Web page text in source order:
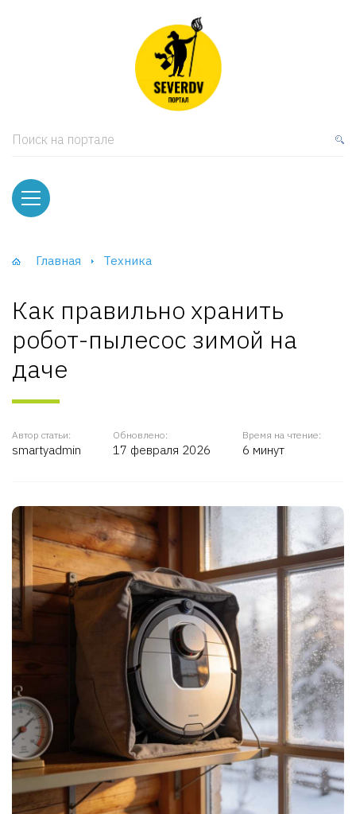
Поиск на портале
Главная Техника
Как правильно хранить
робот-пылесос зимой на
даче
Автор статьи:
smartyadmin
Обновлено:
17 февраля 2026
Время на чтение:
6 минут
и тумбы